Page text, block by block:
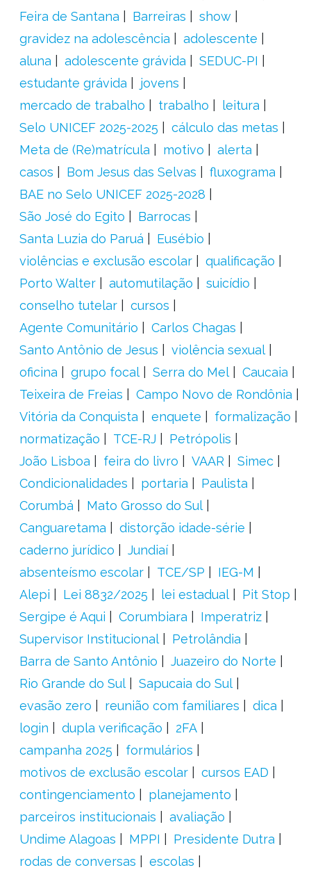
Feira de Santana
Barreiras
show
gravidez na adolescência
adolescente
aluna
adolescente grávida
SEDUC-PI
estudante grávida
jovens
mercado de trabalho
trabalho
leitura
Selo UNICEF 2025-2025
cálculo das metas
Meta de (Re)matrícula
motivo
alerta
casos
Bom Jesus das Selvas
fluxograma
BAE no Selo UNICEF 2025-2028
São José do Egito
Barrocas
Santa Luzia do Paruá
Eusébio
violências e exclusão escolar
qualificação
Porto Walter
automutilação
suicídio
conselho tutelar
cursos
Agente Comunitário
Carlos Chagas
Santo Antônio de Jesus
violência sexual
oficina
grupo focal Serra do Mel
Caucaia
Teixeira de Freias
Campo Novo de Rondônia
Vitória da Conquista
enquete
formalização
normatização
TCE-RJ
Petrópolis
João Lisboa
feira do livro VAAR
Simec
Condicionalidades
portaria
Paulista
Corumbá
Mato Grosso do Sul
Canguaretama
distorção idade-série
caderno jurídico
Jundiaí
absenteísmo escolar
TCE/SP
IEG-M
Alepi
Lei 8832/2025 lei estadual
Pit Stop
Sergipe é Aqui
Corumbiara
Imperatriz
Supervisor Institucional
Petrolândia
Barra de Santo Antônio
Juazeiro do Norte
Rio Grande do Sul
Sapucaia do Sul
evasão zero
reunião com familiares
dica
login
dupla verificação
2FA
campanha 2025
formulários
motivos de exclusão escolar
cursos EAD
contingenciamento
planejamento
parceiros institucionais
avaliação
Undime Alagoas
MPPI
Presidente Dutra
rodas de conversas
escolas